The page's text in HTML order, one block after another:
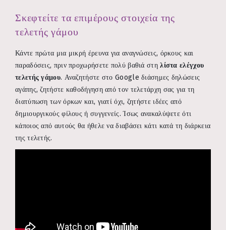
Σκεφτείτε τα επιμέρους στοιχεία της
τελετής γάμου
Κάντε πρώτα μια μικρή έρευνα για αναγνώσεις, όρκους και
παραδόσεις, πριν προχωρήσετε πολύ βαθιά στηλίστα ελέγχου
τελετής γάμου. Αναζητήστε στο Google διάσημες δηλώσεις
αγάπης, ζητήστε καθοδήγηση από τον τελετάρχη σας για τη
διατύπωση των όρκων και, γιατί όχι, ζητήστε ιδέες από
δημιουργικούς φίλους ή συγγενείς. Ίσως ανακαλύψετε ότι
κάποιος από αυτούς θα ήθελε να διαβάσει κάτι κατά τη διάρκεια
της τελετής.